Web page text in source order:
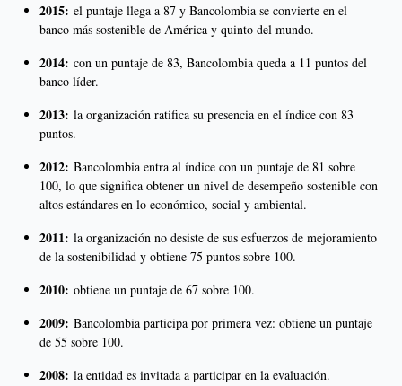
2015: el puntaje llega a 87 y Bancolombia se convierte en el
banco más sostenible de América y quinto del mundo.
2014: con un puntaje de 83, Bancolombia queda a 11 puntos del
banco líder.
2013: la organización ratifica su presencia en el índice con 83
puntos.
2012: Bancolombia entra al índice con un puntaje de 81 sobre
100, lo que significa obtener un nivel de desempeño sostenible con
altos estándares en lo económico, social y ambiental.
2011: la organización no desiste de sus esfuerzos de mejoramiento
de la sostenibilidad y obtiene 75 puntos sobre 100.
2010: obtiene un puntaje de 67 sobre 100.
2009: Bancolombia participa por primera vez: obtiene un puntaje
de 55 sobre 100.
2008: la entidad es invitada a participar en la evaluación.